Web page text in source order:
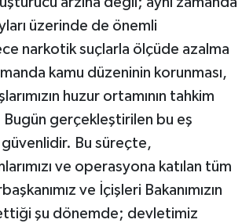
üzerinde de önemli
narkotik suçlarla ölçüde azalma
kamu düzeninin korunması,
huzur ortamının tahkim
Bugün gerçekleştirilen bu eş
Bu süreçte,
ve operasyona katılan tüm
ve İçişleri Bakanımızın
şu dönemde; devletimiz